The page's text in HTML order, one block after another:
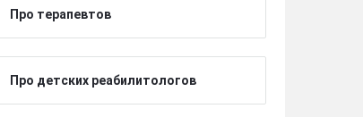
Про терапевтов
Про детских реабилитологов